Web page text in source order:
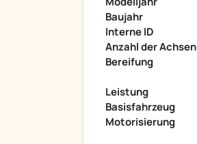
Baujahr
Interne ID
Anzahl der Achsen
Bereifung
Leistung
Basisfahrzeug
Motorisierung